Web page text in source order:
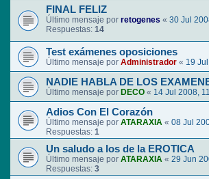
FINAL FELIZ
Último mensaje por retogenes « 30 Jul
Respuestas: 14
Test exámenes oposiciones
Último mensaje por Administrador « 19
NADIE HABLA DE LOS
Último mensaje por DECO « 14 Jul 2008,
Adios Con El Corazón
Último mensaje por ATARAXIA « 08 Jul
Respuestas: 1
Un saludo a los de la EROTICA
Último mensaje por ATARAXIA « 29 Jun
Respuestas: 3